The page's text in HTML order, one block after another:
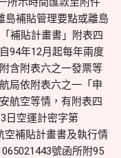
島補貼管理要點或離島
補貼計畫書」附表四
94年12月起每年兩度
含附表六之一發票等
局依附表六之一「申
航空等情，有附表四
日空運計密字第
空補貼計畫書及執行情
號函所附95